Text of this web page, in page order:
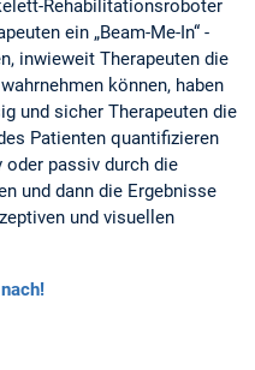
Rehabilitationsroboter
ein „Beam-Me-In“ -
inwieweit Therapeuten die
können, haben
und sicher Therapeuten die
Patienten quantifizieren
oder passiv durch die
und dann die Ergebnisse
und visuellen